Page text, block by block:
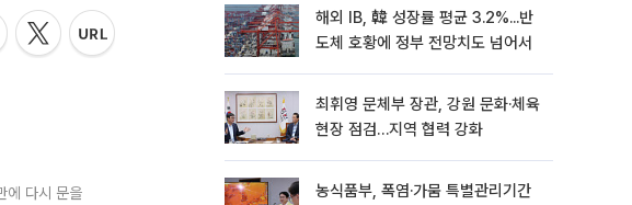
에 다시 문을
해외 IB, 韓 성장률 평균 3.2%...반
도체 호황에 정부 전망치도 넘어서
최휘영 문체부 장관, 강원 문화·체육
현장 점검…지역 협력 강화
농식품부, 폭염·가뭄 특별관리기간